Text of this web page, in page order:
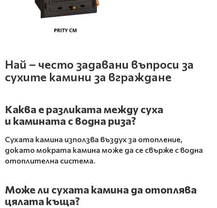
Най – често задавани въпроси за
сухите камини за вграждане
Каква е разликата между суха
и камината с водна риза?
Сухата камина използва въздух за отопление,
докато мократа камина може да се свърже с водна
отоплителна система.
Може ли сухата камина да отоплява
цялата къща?